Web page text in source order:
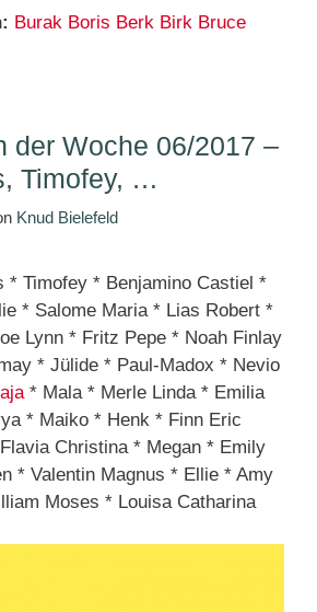
Burak Boris Berk Birk Bruce
der Woche 06/2017 –
Timofey, …
Knud Bielefeld
* Timofey * Benjamino Castiel *
* Salome Maria * Lias Robert *
Lynn * Fritz Pepe * Noah Finlay
* Jülide * Paul-Madox * Nevio
* Mala * Merle Linda * Emilia
* Maiko * Henk * Finn Eric
Christina * Megan * Emily
* Valentin Magnus * Ellie * Amy
Moses * Louisa Catharina